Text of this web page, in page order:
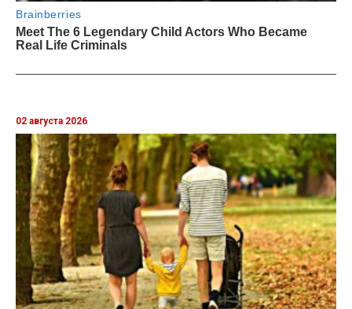
02 августа 2026